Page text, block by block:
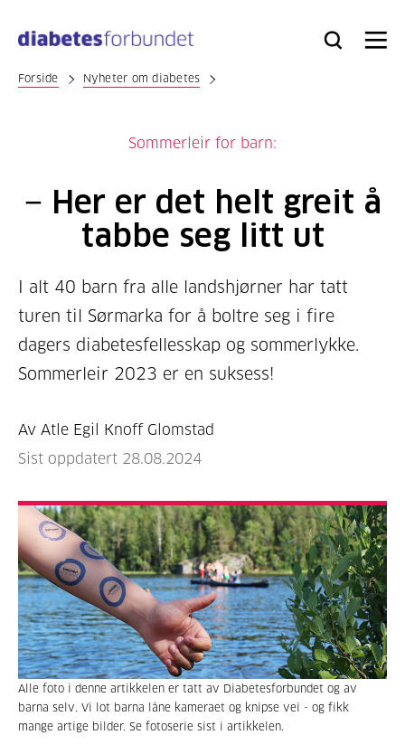
hovedinnhold
Bli
Logg
Søk Meny
Forside Nyheter om diabetes
Sommerleir for barn:
− Her er det helt greit å
tabbe seg litt ut
I alt 40 barn fra alle landshjørner har tatt
turen til Sørmarka for å boltre seg i fire
dagers diabetesfellesskap og sommerlykke.
Sommerleir 2023 er en suksess!
Av Atle Egil Knoff Glomstad
Sist oppdatert 28.08.2024
Alle foto i denne artikkelen er tatt av Diabetesforbundet og av
barna selv. Vi lot barna låne kameraet og knipse vei - og fikk
mange artige bilder. Se fotoserie sist i artikkelen.